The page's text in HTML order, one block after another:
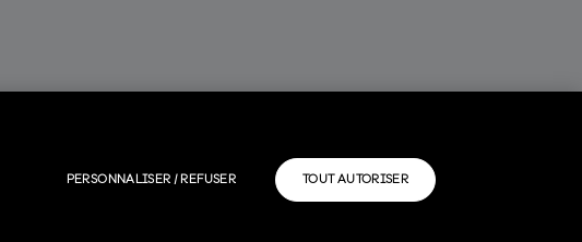
respectifs.
PERSONNALISER / REFUSER TOUT AUTORISER